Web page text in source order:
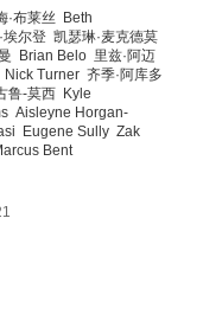
·布莱丝
Beth
埃尔登 凯瑟琳·麦克德莫
Brian Belo 里兹·阿迈
Nick Turner 齐季·阿库多
鲁-莫西 Kyle
Aisleyne Horgan-
Eugene Sully Zak
Bent